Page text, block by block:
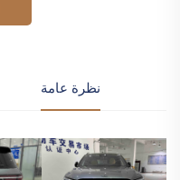
نظرة عامة